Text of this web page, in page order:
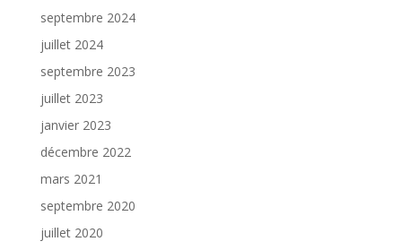
septembre 2024
juillet 2024
septembre 2023
juillet 2023
janvier 2023
décembre 2022
mars 2021
septembre 2020
juillet 2020